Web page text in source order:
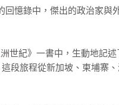
段旅程從新加坡、柬埔寨